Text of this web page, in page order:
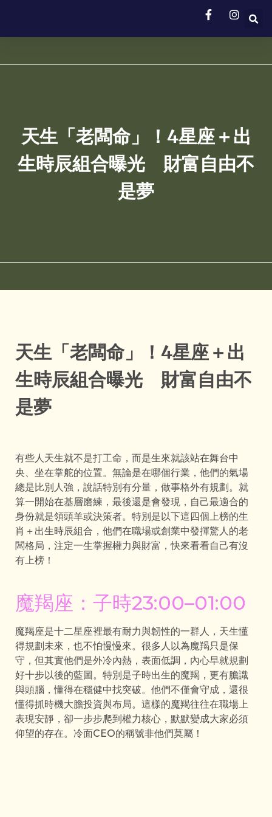
天生「老闆命」！4星座＋出
生時辰組合曝光 財富自由不
是夢
天生「老闆命」！4星座＋出
生時辰組合曝光 財富自由不
是夢
有些人天生就不是打工命，而是生來就該站在舞台中
央、坐在掌舵的位置。無論是在哪個行業，他們的氣場
總是比別人強，說話特別有分量，做事格外有規劃。就
算一開始在基層磨練，最後還是會發現，自己最適合的
身份就是領頭羊或決策者。特別是以下這四個上榜的生
肖＋出生時辰組合，他們在職場或創業中發揮驚人的老
闆格局，注定一生掌握權力與財富，快來看看自己有沒
有上榜！
魔羯座：子時23:00–01:00
魔羯座是十二星座裡最有耐力與韌性的一群人，天生懂
得規劃未來，也不怕慢慢來。很多人以為魔羯只是保
守，但其實他們是外冷內熱，表面低調，內心早就規劃
好十步以後的藍圖。特別是子時出生的魔羯，更有膽識
與頭腦，懂得在穩健中找突破。他們不僅會守成，還很
懂得抓時機大膽投資與布局。這樣的魔羯往往在職場上
表現安靜，卻一步步爬到權力核心，默默變成大家必須
仰望的存在。冷面CEO的稱號非他們莫屬！